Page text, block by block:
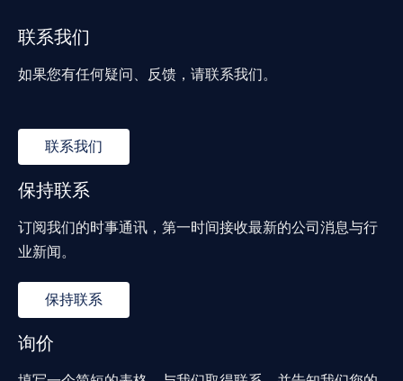
联系我们
如果您有任何疑问、反馈，请联系我们。
联系我们
保持联系
订阅我们的时事通讯，第一时间接收最新的公司消息与行
业新闻。
保持联系
询价